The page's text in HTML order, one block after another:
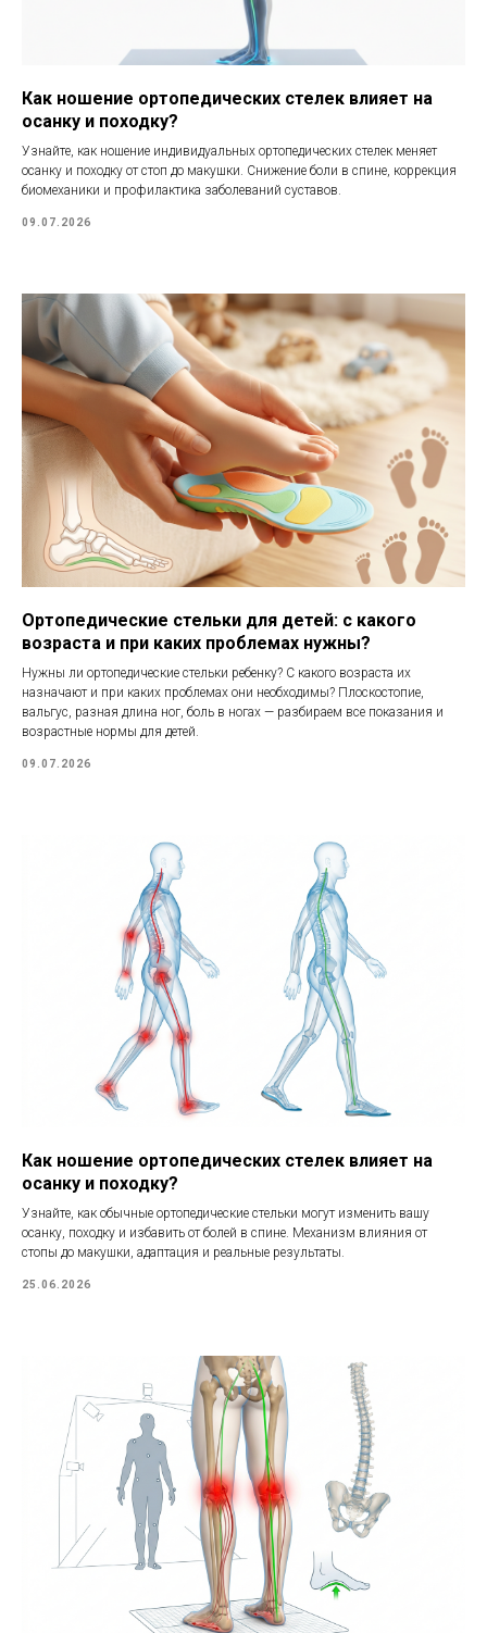
Как ношение ортопедических стелек влияет на
осанку и походку?
Узнайте, как ношение индивидуальных ортопедических стелек меняет
осанку и походку от стоп до макушки. Снижение боли в спине, коррекция
биомеханики и профилактика заболеваний суставов.
09.07.2026
Ортопедические стельки для детей: с какого
возраста и при каких проблемах нужны?
Нужны ли ортопедические стельки ребенку? С какого возраста их
назначают и при каких проблемах они необходимы? Плоскостопие,
вальгус, разная длина ног, боль в ногах — разбираем все показания и
возрастные нормы для детей.
09.07.2026
Как ношение ортопедических стелек влияет на
осанку и походку?
Узнайте, как обычные ортопедические стельки могут изменить вашу
осанку, походку и избавить от болей в спине. Механизм влияния от
стопы до макушки, адаптация и реальные результаты.
25.06.2026